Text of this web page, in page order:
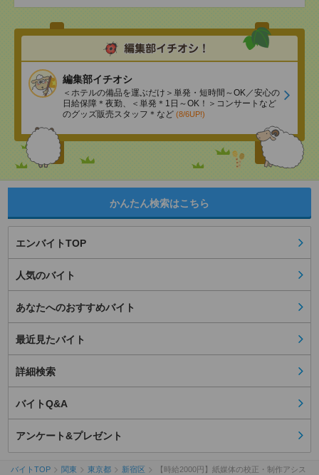
編集部イチオシ
＜ホテルの備品を運ぶだけ＞単発・短時間～OK／安心の
日給保障＊夜勤、＜単発＊1日～OK！＞コンサートなど
のグッズ販売スタッフ＊など (8/6UP!)
かんたん検索はこちら
エンバイトTOP
人気のバイト
あなたへのおすすめバイト
最近見たバイト
詳細検索
バイトQ&A
アンケート&プレゼント
バイトTOP 関東 東京都 新宿区 【時給2000円】紙媒体の校正・制作アシス